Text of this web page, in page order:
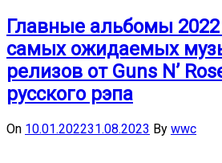
Главные альбомы 2022
самых ожидаемых
релизов от Guns N’
русского рэпа
On 10.01.202231.08.2023 By wwc